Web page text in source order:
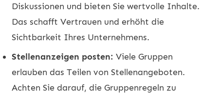
Diskussionen und bieten Sie wertvolle Inhalte.
Das schafft Vertrauen und erhöht die
Sichtbarkeit Ihres Unternehmens.
Stellenanzeigen posten: Viele Gruppen
erlauben das Teilen von Stellenangeboten.
Achten Sie darauf, die Gruppenregeln zu